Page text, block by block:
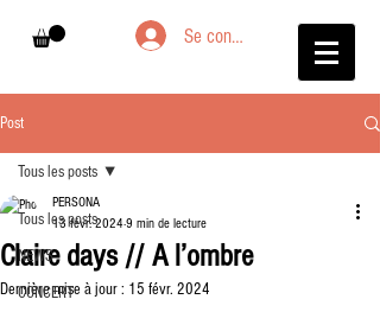
Se connecter
Post
Tous les posts
NEWS
CONCERT
Tous les posts
Claire days // A l’ombre
PERSONA
13 févr. 2024 9 min de lecture
Dernière mise à jour : 15 févr. 2024